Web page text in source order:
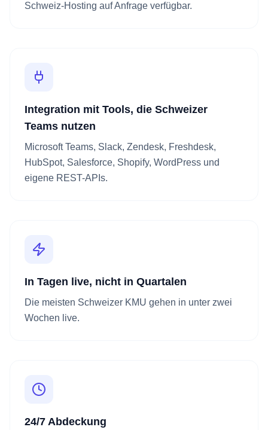
Schweiz-Hosting auf Anfrage verfügbar.
Integration mit Tools, die Schweizer
Teams nutzen
Microsoft Teams, Slack, Zendesk, Freshdesk,
HubSpot, Salesforce, Shopify, WordPress und
eigene REST-APIs.
In Tagen live, nicht in Quartalen
Die meisten Schweizer KMU gehen in unter zwei
Wochen live.
24/7 Abdeckung